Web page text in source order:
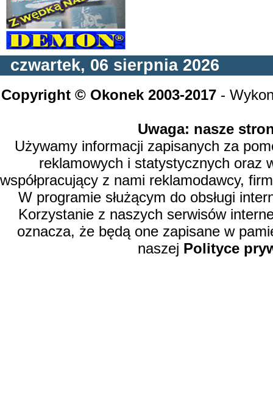
czwartek, 06 sierpnia 2026
Copyright © Okonek 2003-2017-
Uwaga: nasze
Używamy informacji zapisanych za
reklamowych i statystycznych oraz
współpracujący z nami reklamodawcy,
W programie służącym do obsługi
Korzystanie z naszych serwisów
oznacza, że będą one zapisane w
naszej Polityce